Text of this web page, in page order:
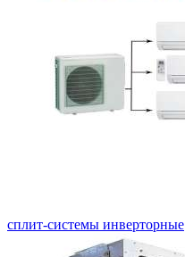
сплит-системы инверторные